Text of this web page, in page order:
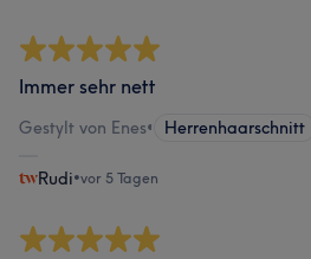
Immer sehr nett
Gestylt von Enes• Herrenhaarschnitt
Rudi•vor 5 Tagen